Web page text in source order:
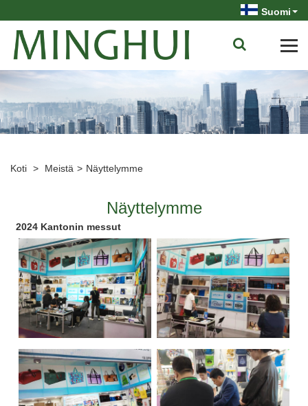
Suomi
Koti > Meistä > Näyttelymme
Näyttelymme
2024 Kantonin messut